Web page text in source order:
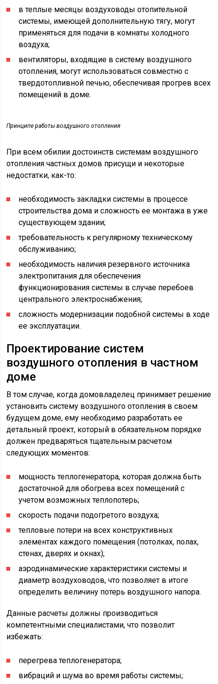
в теплые месяцы воздуховоды отопительной
системы, имеющей дополнительную тягу, могут
применяться для подачи в комнаты холодного
воздуха;
вентиляторы, входящие в систему воздушного
отопления, могут использоваться совместно с
твердотопливной печью, обеспечивая прогрев всех
помещений в доме.
Принципе работы воздушного отопления
При всем обилии достоинств системам воздушного
отопления частных домов присущи и некоторые
недостатки, как-то:
необходимость закладки системы в процессе
строительства дома и сложность ее монтажа в уже
существующем здании;
требовательность к регулярному техническому
обслуживанию;
необходимость наличия резервного источника
электропитания для обеспечения
функционирования системы в случае перебоев
центрального электроснабжения;
сложность модернизации подобной системы в ходе
ее эксплуатации.
Проектирование систем
воздушного отопления в частном
доме
В том случае, когда домовладелец принимает решение
установить систему воздушного отопления в своем
будущем доме, ему необходимо разработать ее
детальный проект, который в обязательном порядке
должен предваряться тщательным расчетом
следующих моментов:
мощность теплогенератора, которая должна быть
достаточной для обогрева всех помещений с
учетом возможных теплопотерь;
скорость подачи подогретого воздуха;
тепловые потери на всех конструктивных
элементах каждого помещения (потолках, полах,
стенах, дверях и окнах);
аэродинамические характеристики системы и
диаметр воздуховодов, что позволяет в итоге
определить величину потерь воздушного напора.
Данные расчеты должны производиться
компетентными специалистами, что позволит
избежать:
перегрева теплогенератора;
вибраций и шума во время работы системы;